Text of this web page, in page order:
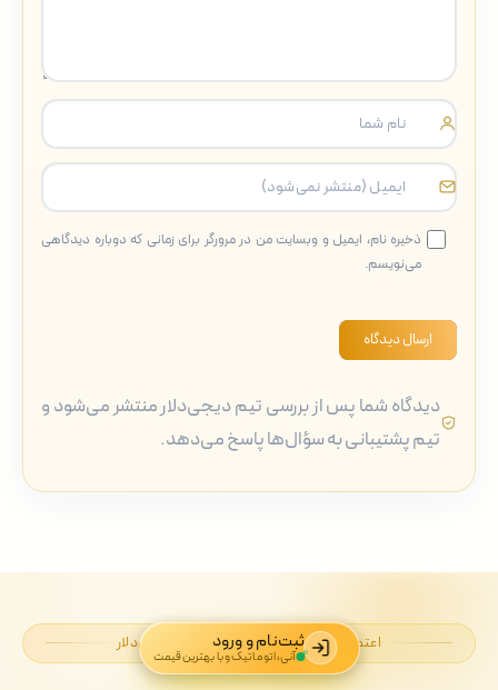
ذخیره نام، ایمیل و وبسایت من در مرورگر برای زمانی که دوباره دیدگاهی
می‌نویسم.
ارسال دیدگاه
دیدگاه شما پس از بررسی تیم دیجی‌دلار منتشر می‌شود و
تیم پشتیبانی به سؤال‌ها پاسخ می‌دهد.
اعتمادِ بیش از نیم‌میلیون ایرانی به دیجی‌دلار
ثبت‌نام و ورود
آنی، اتوماتیک و با بهترین قیمت